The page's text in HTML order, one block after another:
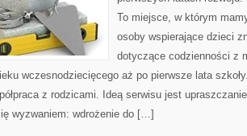
To miejsce, w którym
osoby wspierające dzieci
dotyczące codzienności z
wczesnodziecięcego aż po pierwsze lata
z rodzicami. Ideą serwisu jest
wyzwaniem: wdrożenie do […]